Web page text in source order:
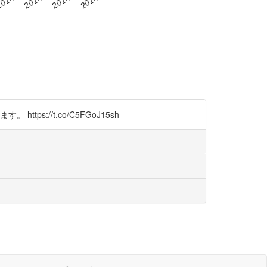
す。 https://t.co/C5FGoJ15sh